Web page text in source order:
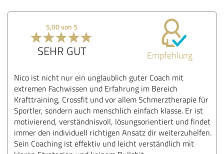
Durchführung
Beratung
Bewertung anzeigen
5,00 von 5
SEHR GUT Empfehlung
Nico ist nicht nur ein unglaublich guter Coach mit
extremen Fachwissen und Erfahrung im Bereich
Krafttraining, Crossfit und vor allem Schmerztherapie für
Sportler, sondern auch menschlich einfach klasse. Er ist
motivierend, verständnisvoll, lösungsorientiert und findet
immer den individuell richtigen Ansatz dir weiterzuhelfen.
Sein Coaching ist effektiv und leicht verständlich mit